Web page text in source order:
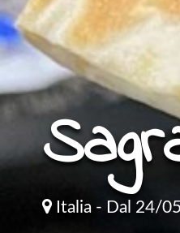
Italia - Dal 24/